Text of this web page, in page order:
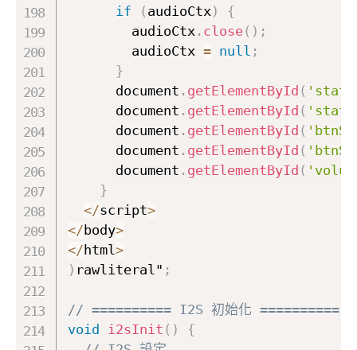
if
( audioCtx)
{
        audioCtx
. close( ) ;
        audioCtx
= null ;
}
      document
. getElementById (
      document
. getElementById (
      document
. getElementById (
      document
. getElementById (
      document
. getElementById (
}
</script>
</ body>
</ html>
) rawliteral" ;
// ========== I2S 初始化 ==========
void
i2sInit ( )
{